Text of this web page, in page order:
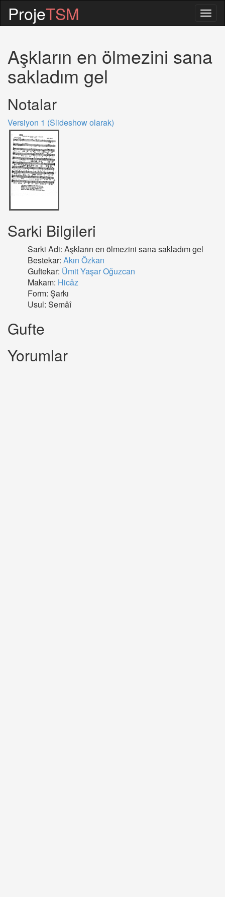
ProjeTSM
Aşkların en ölmezini sana
sakladım gel
Notalar
Versiyon 1 (Slideshow olarak)
Sarki Bilgileri
Sarki Adi: Aşkların en ölmezini sana sakladım gel
Bestekar: Akın Özkan
Guftekar: Ümit Yaşar Oğuzcan
Makam: Hicâz
Form: Şarkı
Usul: Semâî
Gufte
Yorumlar